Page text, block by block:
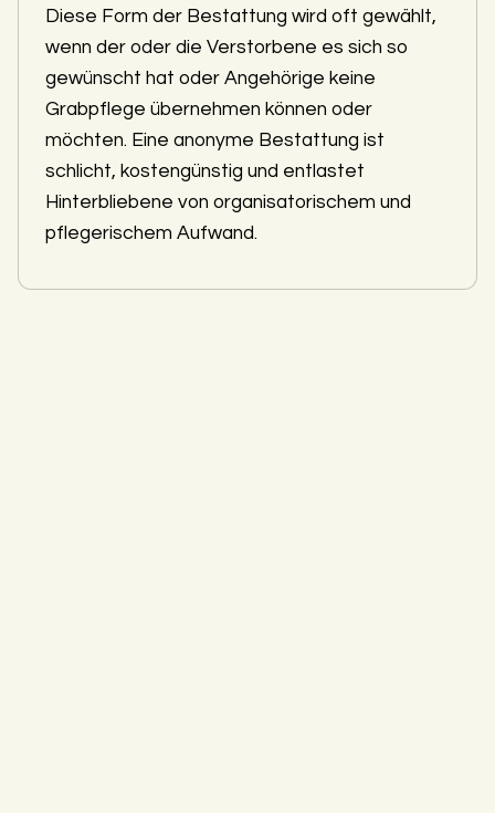
Diese Form der Bestattung wird oft gewählt,
wenn der oder die Verstorbene es sich so
gewünscht hat oder Angehörige keine
Grabpflege übernehmen können oder
möchten. Eine anonyme Bestattung ist
schlicht, kostengünstig und entlastet
Hinterbliebene von organisatorischem und
pflegerischem Aufwand.